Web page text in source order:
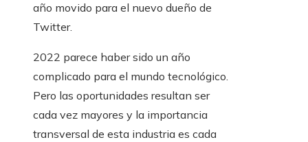
año movido para el nuevo dueño de
Twitter.
2022 parece haber sido un año
complicado para el mundo tecnológico.
Pero las oportunidades resultan ser
cada vez mayores y la importancia
transversal de esta industria es cada